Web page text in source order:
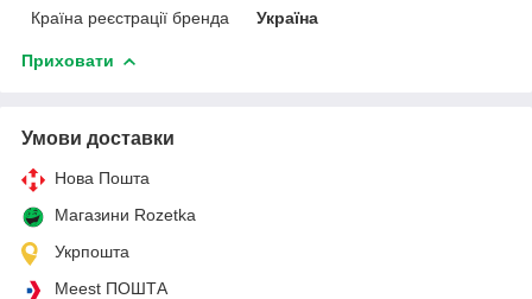
Країна реєстрації бренда
Україна
Приховати
Умови доставки
Нова Пошта
Магазини Rozetka
Укрпошта
Meest ПОШТА